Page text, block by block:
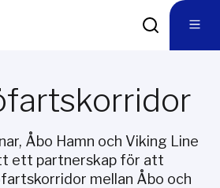
Åbo Hamn och Viking Line
ett partnerskap för att
mellan Åbo och